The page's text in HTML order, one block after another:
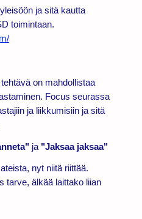
ja sitä kautta
toimintaan.
on mahdollistaa
Focus seurassa
ja liikkumisiin ja sitä
ja"Jaksaa jaksaa"
nyt niitä riittää.
tarve, älkää laittako liian